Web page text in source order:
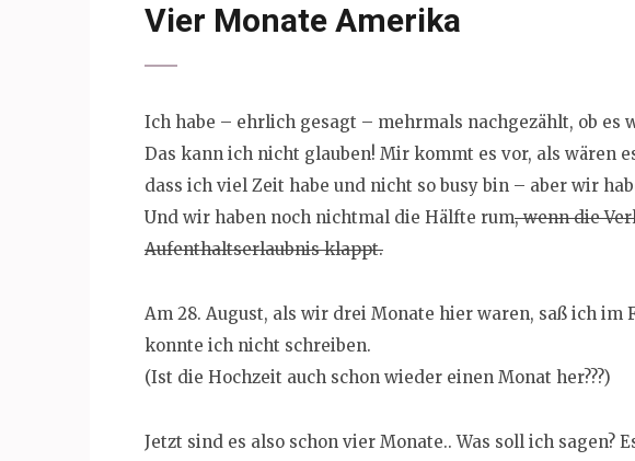
Vier Monate Amerika
Ich habe – ehrlich gesagt – mehrmals nachgezählt, ob es
Das kann ich nicht glauben! Mir kommt es vor, als wären
dass ich viel Zeit habe und nicht so busy bin – aber wir
Und wir haben noch nichtmal die Hälfte rum, wenn die
Aufenthaltserlaubnis klappt.
Am 28. August, als wir drei Monate hier waren, saß ich im
konnte ich nicht schreiben.
(Ist die Hochzeit auch schon wieder einen Monat her???)
Jetzt sind es also schon vier Monate.. Was soll ich sagen?